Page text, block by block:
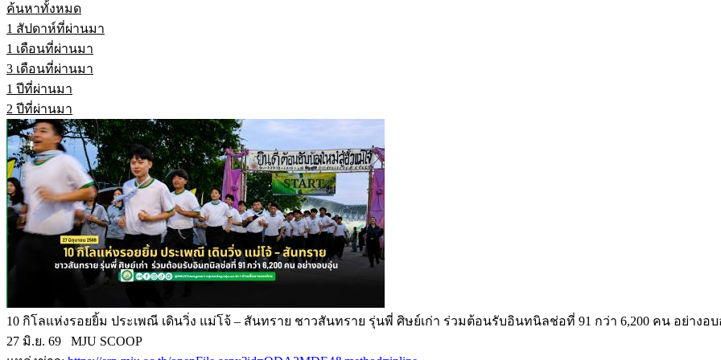
ค้นหาทั้งหมด
1 สัปดาห์ที่ผ่านมา
1 เดือนที่ผ่านมา
3 เดือนที่ผ่านมา
1 ปีที่ผ่านมา
2 ปีที่ผ่านมา
10 กิโลแห่งรอยยิ้ม ประเพณี เดินวิ่ง แม่โจ้ – สันทราย ชาวสันทราย รุ่นพี่ ศิษย์เก่า ร่วมต้อนรับอินทนิลช่อที่ 91 กว่า 6,200 คน อย่างอ
27 มิ.ย. 69 MJU SCOOP